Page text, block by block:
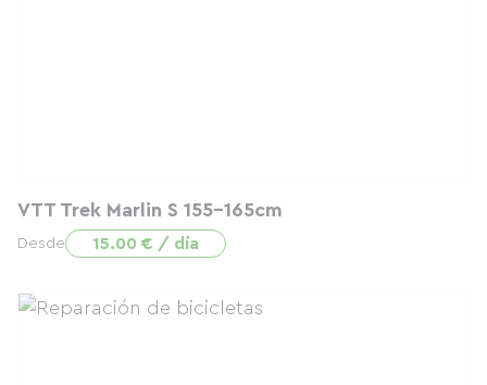
VTT Trek Marlin S 155-165cm
Desde 15.00 € / día